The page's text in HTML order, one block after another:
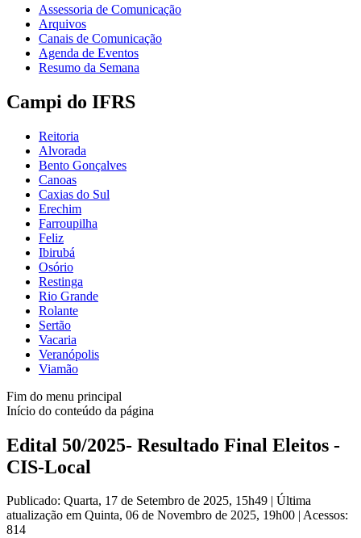
Assessoria de Comunicação
Arquivos
Canais de Comunicação
Agenda de Eventos
Resumo da Semana
Campi do IFRS
Reitoria
Alvorada
Bento Gonçalves
Canoas
Caxias do Sul
Erechim
Farroupilha
Feliz
Ibirubá
Osório
Restinga
Rio Grande
Rolante
Sertão
Vacaria
Veranópolis
Viamão
Fim do menu principal
Início do conteúdo da página
Edital 50/2025- Resultado Final Eleitos -
CIS-Local
Publicado: Quarta, 17 de Setembro de 2025, 15h49 | Última
atualização em Quinta, 06 de Novembro de 2025, 19h00 | Acessos:
814